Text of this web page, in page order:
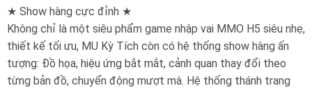
★ Show hàng cực đỉnh ★
Không chỉ là một siêu phẩm game nhập vai MMO H5 siêu nhẹ,
thiết kế tối ưu, MU Kỳ Tích còn có hệ thống show hàng ấn
tượng: Đồ họa, hiệu ứng bắt mắt, cảnh quan thay đổi theo
từng bản đồ, chuyển động mượt mà. Hệ thống thánh trang